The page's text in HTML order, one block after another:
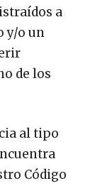
a
y/o un
de los
al tipo
Código